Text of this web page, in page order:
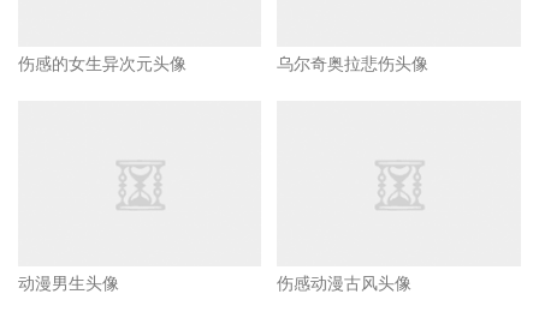
伤感的女生异次元头像 乌尔奇奥拉悲伤头像
动漫男生头像 伤感动漫古风头像